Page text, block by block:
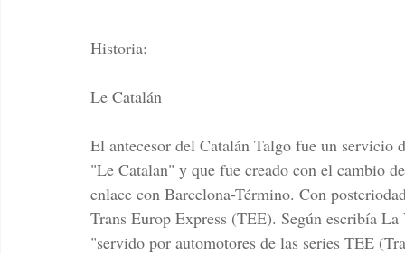
Historia:
Le Catalán
El antecesor del Catalán Talgo fue un
"Le Catalan" y que fue creado con el cambio
enlace con Barcelona-Término. Con
Trans Europ Express (TEE). Según escribía
"servido por automotores de las series TEE